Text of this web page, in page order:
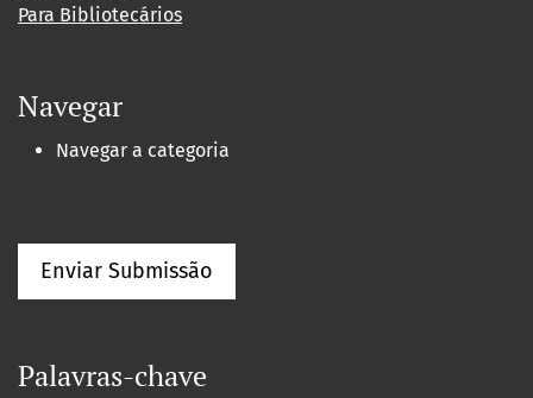
Para Bibliotecários
Navegar
Navegar a categoria
Enviar Submissão
Palavras-chave